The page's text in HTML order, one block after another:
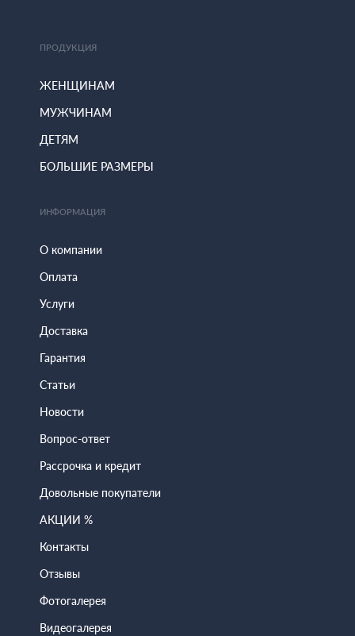
ПРОДУКЦИЯ
ЖЕНЩИНАМ
МУЖЧИНАМ
ДЕТЯМ
БОЛЬШИЕ РАЗМЕРЫ
ИНФОРМАЦИЯ
О компании
Оплата
Услуги
Доставка
Гарантия
Статьи
Новости
Вопрос-ответ
Рассрочка и кредит
Довольные покупатели
АКЦИИ %
Контакты
Отзывы
Фотогалерея
Видеогалерея